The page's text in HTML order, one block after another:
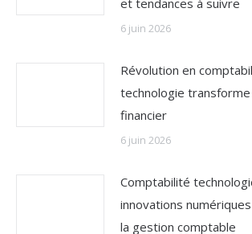
et tendances à suivre
6 juin 2026
Révolution en
technologie
financier
6 juin 2026
Comptabilité
innovations
la gestion comptable